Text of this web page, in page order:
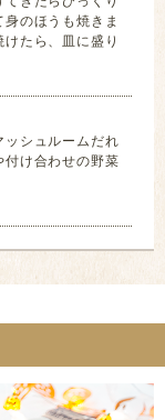
のほうも焼きま
たら、皿に盛り
シュルームだれ
付け合わせの野菜